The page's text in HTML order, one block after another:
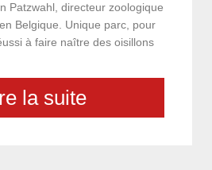
Patzwahl, directeur zoologique
Belgique. Unique parc, pour
à faire naître des oisillons
la suite